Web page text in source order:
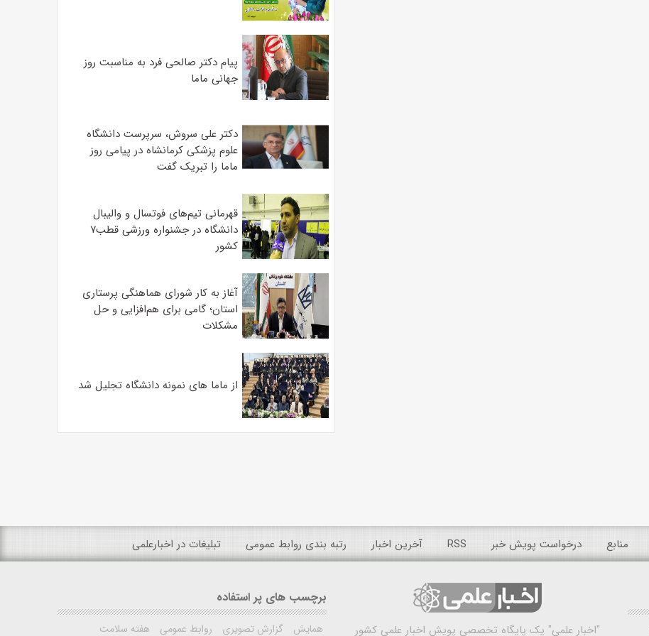
پیام دکتر صالحی فرد به مناسبت روز
جهانی ماما
دکتر علی سروش، سرپرست دانشگاه
علوم پزشکی کرمانشاه در پیامی روز
ماما را تبریک گفت
قهرمانی تیم‌های فوتسال و والیبال
دانشگاه در جشنواره ورزشی قطب۷
کشور
آغاز به کار شورای هماهنگی پرستاری
استان؛ گامی برای هم‌افزایی و حل
مشکلات
از ماما های نمونه دانشگاه تجلیل شد
منابع درخواست پویش خبر RSS آخرین اخبار رتبه بندی روابط عمومی تبلیغات در اخبارعلمی
"اخبار علمی" یک پایگاه تخصصی پویش اخبار علمی کشور
برچسب های پر استفاده
همایش گزارش تصویری روابط عمومی هفته سلامت